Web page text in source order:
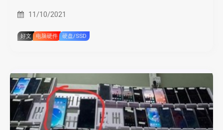
11/10/2021
好文 电脑硬件 硬盘/SSD